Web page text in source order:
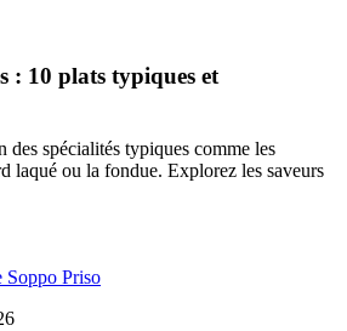
: 10 plats typiques et
des spécialités typiques comme les
laqué ou la fondue. Explorez les saveurs
Soppo Priso